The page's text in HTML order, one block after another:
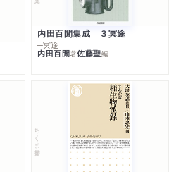
内田百閒集成 ３冥途
─冥途
内田百閒著佐藤聖編
ちくま新書